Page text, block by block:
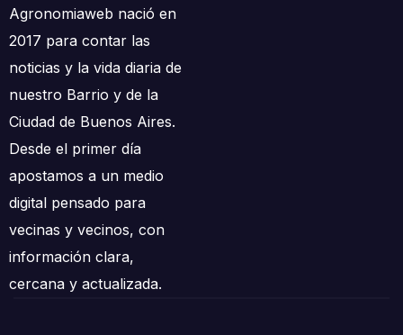
Agronomiaweb nació en
2017 para contar las
noticias y la vida diaria de
nuestro Barrio y de la
Ciudad de Buenos Aires.
Desde el primer día
apostamos a un medio
digital pensado para
vecinas y vecinos, con
información clara,
cercana y actualizada.